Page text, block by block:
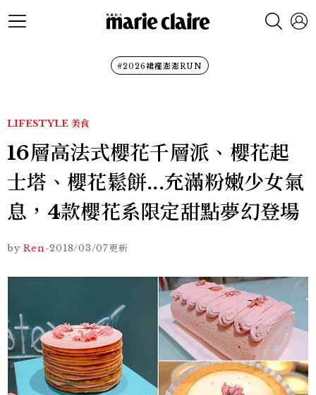
#2026裙襬澎澎RUN
LIFESTYLE 美食
16層高法式櫻花千層派、櫻花起
士塔、櫻花鬆餅...充滿粉嫩少女氣
息，4款櫻花系限定甜點夢幻登場
by Ren-2018/03/07更新